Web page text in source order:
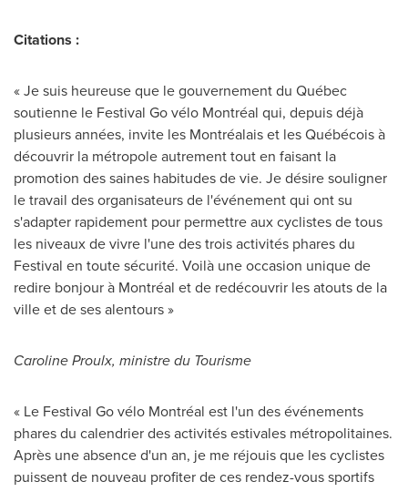
Citations :
« Je suis heureuse que le gouvernement du Québec
soutienne le Festival Go vélo Montréal qui, depuis déjà
plusieurs années, invite les Montréalais et les Québécois à
découvrir la métropole autrement tout en faisant la
promotion des saines habitudes de vie. Je désire souligner
le travail des organisateurs de l'événement qui ont su
s'adapter rapidement pour permettre aux cyclistes de tous
les niveaux de vivre l'une des trois activités phares du
Festival en toute sécurité. Voilà une occasion unique de
redire bonjour à Montréal et de redécouvrir les atouts de la
ville et de ses alentours »
Caroline Proulx, ministre du Tourisme
« Le Festival Go vélo Montréal est l'un des événements
phares du calendrier des activités estivales métropolitaines.
Après une absence d'un an, je me réjouis que les cyclistes
puissent de nouveau profiter de ces rendez-vous sportifs